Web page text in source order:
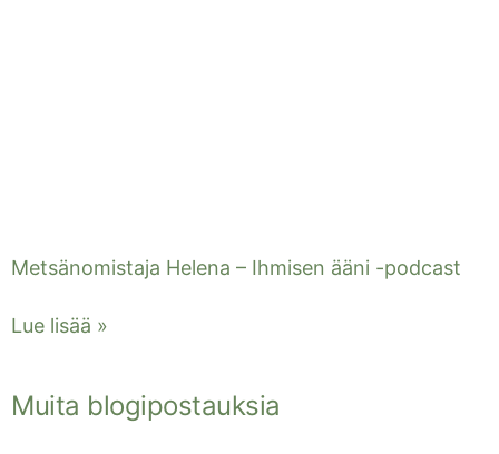
Metsänomistaja Helena – Ihmisen ääni -podcast
Lue lisää »
Muita blogipostauksia